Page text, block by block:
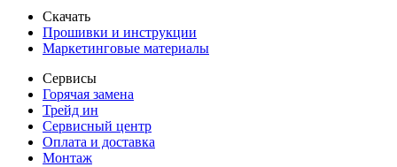
Скачать
Прошивки и инструкции
Маркетинговые материалы
Сервисы
Горячая замена
Трейд ин
Сервисный центр
Оплата и доставка
Монтаж